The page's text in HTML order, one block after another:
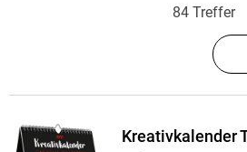
84 Treffer
Kreativkalender